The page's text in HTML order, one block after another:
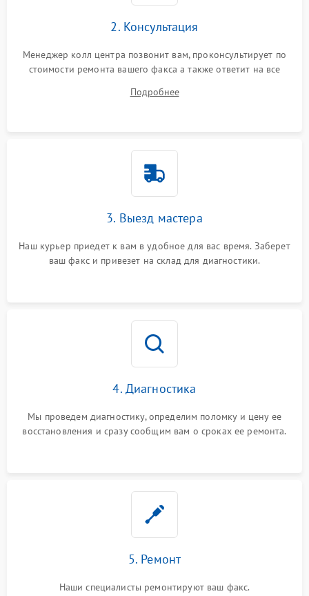
2. Консультация
Менеджер колл центра позвонит вам, проконсультирует по
стоимости ремонта вашего факса а также ответит на все
Подробнее
3. Выезд мастера
Наш курьер приедет к вам в удобное для вас время. Заберет
ваш факс и привезет на склад для диагностики.
4. Диагностика
Мы проведем диагностику, определим поломку и цену ее
восстановления и сразу сообщим вам о сроках ее ремонта.
5. Ремонт
Наши специалисты ремонтируют ваш факс.